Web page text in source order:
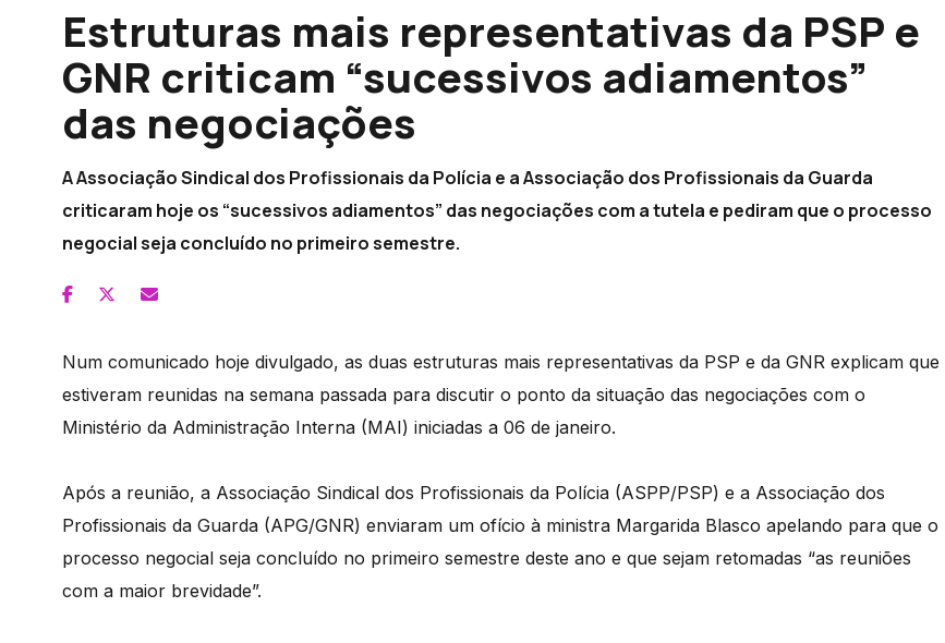
Estruturas mais representativas da PSP e
GNR criticam “sucessivos adiamentos”
das negociações
A Associação Sindical dos Profissionais da Polícia e a Associação dos Profissionais da Guarda
criticaram hoje os “sucessivos adiamentos” das negociações com a tutela e pediram que o processo
negocial seja concluído no primeiro semestre.
Num comunicado hoje divulgado, as duas estruturas mais representativas da PSP e da GNR explicam que
estiveram reunidas na semana passada para discutir o ponto da situação das negociações com o
Ministério da Administração Interna (MAI) iniciadas a 06 de janeiro.
Após a reunião, a Associação Sindical dos Profissionais da Polícia (ASPP/PSP) e a Associação dos
Profissionais da Guarda (APG/GNR) enviaram um ofício à ministra Margarida Blasco apelando para que o
processo negocial seja concluído no primeiro semestre deste ano e que sejam retomadas “as reuniões
com a maior brevidade”.